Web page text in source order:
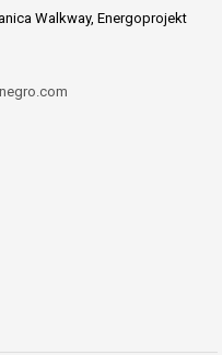
Walkway, Energoprojekt